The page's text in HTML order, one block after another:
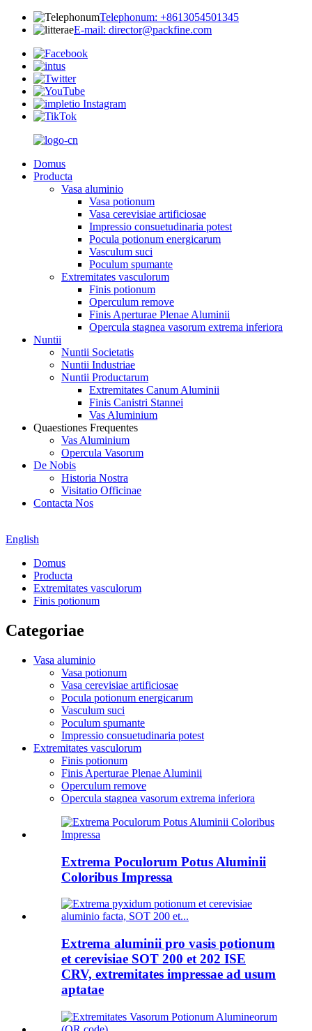
Telephonum: +8613054501345
E-mail: director@packfine.com
Domus
Producta
Vasa aluminio
Vasa potionum
Vasa cerevisiae artificiosae
Impressio consuetudinaria potest
Pocula potionum energicarum
Vasculum suci
Poculum spumante
Extremitates vasculorum
Finis potionum
Operculum remove
Finis Aperturae Plenae Aluminii
Opercula stagnea vasorum extrema inferiora
Nuntii
Nuntii Societatis
Nuntii Industriae
Nuntii Productarum
Extremitates Canum Aluminii
Finis Canistri Stannei
Vas Aluminium
Quaestiones Frequentes
Vas Aluminium
Opercula Vasorum
De Nobis
Historia Nostra
Visitatio Officinae
Contacta Nos
English
Domus
Producta
Extremitates vasculorum
Finis potionum
Categoriae
Vasa aluminio
Vasa potionum
Vasa cerevisiae artificiosae
Pocula potionum energicarum
Vasculum suci
Poculum spumante
Impressio consuetudinaria potest
Extremitates vasculorum
Finis potionum
Finis Aperturae Plenae Aluminii
Operculum remove
Opercula stagnea vasorum extrema inferiora
Extrema Poculorum Potus Aluminii
Coloribus Impressa
Extrema aluminii pro vasis potionum
et cerevisiae SOT 200 et 202 ISE
CRV, extremitates impressae ad usum
aptatae